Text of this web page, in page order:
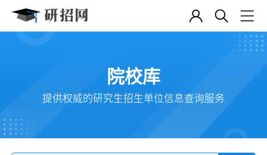
院校库
提供权威的研究生招生单位信息查询服务